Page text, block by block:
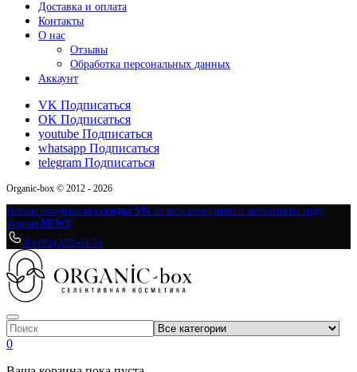
Доставка и оплата
Контакты
О нас
Отзывы
Обработка персональных данных
Аккаунт
VK Подписаться
OK Подписаться
youtube Подписаться
whatsapp Подписаться
telegram Подписаться
Organic-box © 2012 - 2026
Новым покупателям скидка 5% на весь ассортимент магазина по коду
купона NEW5
8 (495) 233-64-54
0